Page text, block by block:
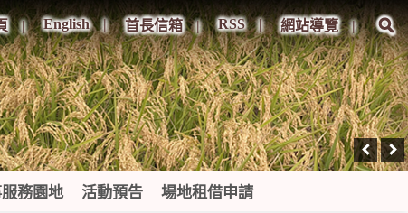
English 首長信箱 RSS 網站導覽
務園地 活動預告 場地租借申請